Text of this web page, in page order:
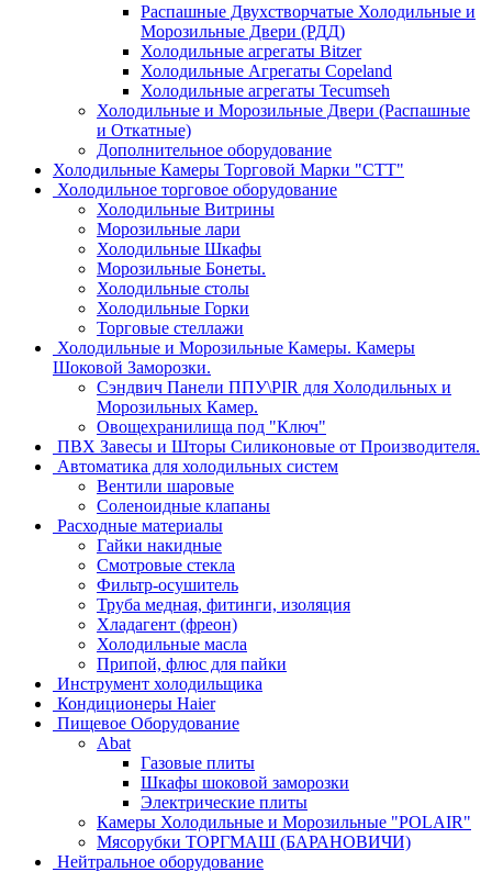
Распашные Двухстворчатые Холодильные и
Морозильные Двери (РДД)
Холодильные агрегаты Bitzer
Холодильные Агрегаты Copeland
Холодильные агрегаты Tecumseh
Холодильные и Морозильные Двери (Распашные
и Откатные)
Дополнительное оборудование
Холодильные Камеры Торговой Марки "СТТ"
Холодильное торговое оборудование
Холодильные Витрины
Морозильные лари
Холодильные Шкафы
Морозильные Бонеты.
Холодильные столы
Холодильные Горки
Торговые стеллажи
Холодильные и Морозильные Камеры. Камеры
Шоковой Заморозки.
Сэндвич Панели ППУ\PIR для Холодильных и
Морозильных Камер.
Овощехранилища под "Ключ"
ПВХ Завесы и Шторы Силиконовые от Производителя.
Автоматика для холодильных систем
Вентили шаровые
Соленоидные клапаны
Расходные материалы
Гайки накидные
Смотровые стекла
Фильтр-осушитель
Труба медная, фитинги, изоляция
Хладагент (фреон)
Холодильные масла
Припой, флюс для пайки
Инструмент холодильщика
Кондиционеры Haier
Пищевое Оборудование
Abat
Газовые плиты
Шкафы шоковой заморозки
Электрические плиты
Камеры Холодильные и Морозильные "POLAIR"
Мясорубки ТОРГМАШ (БАРАНОВИЧИ)
Нейтральное оборудование